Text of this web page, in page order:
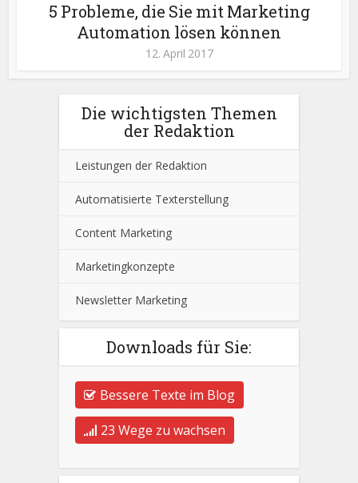
5 Probleme, die Sie mit Marketing
Automation lösen können
12. April 2017
Die wichtigsten Themen
der Redaktion
Leistungen der Redaktion
Automatisierte Texterstellung
Content Marketing
Marketingkonzepte
Newsletter Marketing
Downloads für Sie:
Bessere Texte im Blog
23 Wege zu wachsen